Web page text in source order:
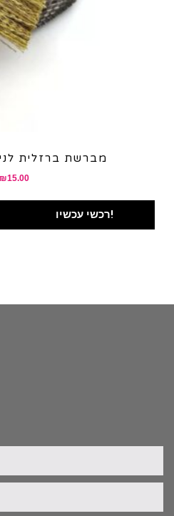
מברשת ברזלית
₪15.00
רכשי עכשיו!